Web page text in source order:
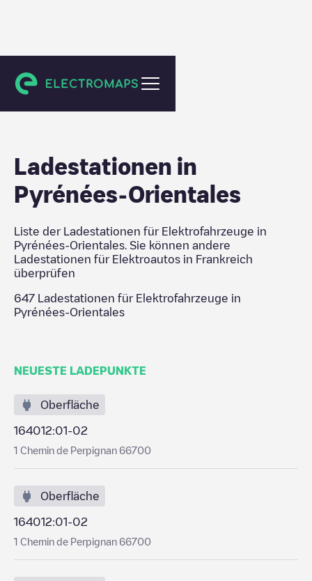
Frankreich
Ladestationen in
Pyrénées-Orientales
Liste der Ladestationen für Elektrofahrzeuge in
Pyrénées-Orientales . Sie können andere
Ladestationen für Elektroautos in Frankreich
überprüfen
647 Ladestationen für Elektrofahrzeuge in
Pyrénées-Orientales
NEUESTE LADEPUNKTE
Oberfläche
164012:01-02
1 Chemin de Perpignan 66700
Oberfläche
164012:01-02
1 Chemin de Perpignan 66700